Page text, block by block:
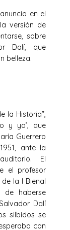
en el
versión de
sobre
Dalí, que
belleza.
la Historia”,
y yo’, que
Guerrero
ante la
El
el profesor
la I Bienal
de haberse
Dalí
silbidos se
con